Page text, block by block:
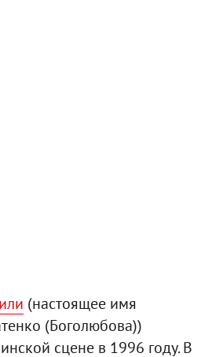
(настоящее имя
(Боголюбова))
сцене в 1996 году. В